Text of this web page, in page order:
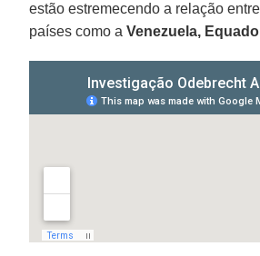
estão estremecendo a relação
países como aVenezuela,